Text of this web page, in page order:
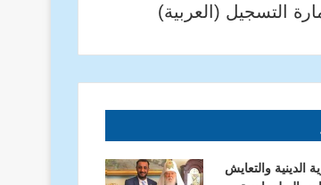
الدرع الدولية تهنئ
الذكرى الـ75 ليوم أوروبا
التسجيل (العربية)
الدينية والتعايش